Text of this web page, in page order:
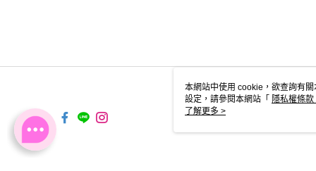
本網站中使用 cookie，欲查詢有
設定，請參閱本網站「 隱私權條款
使用 cookie。
了解更多 >